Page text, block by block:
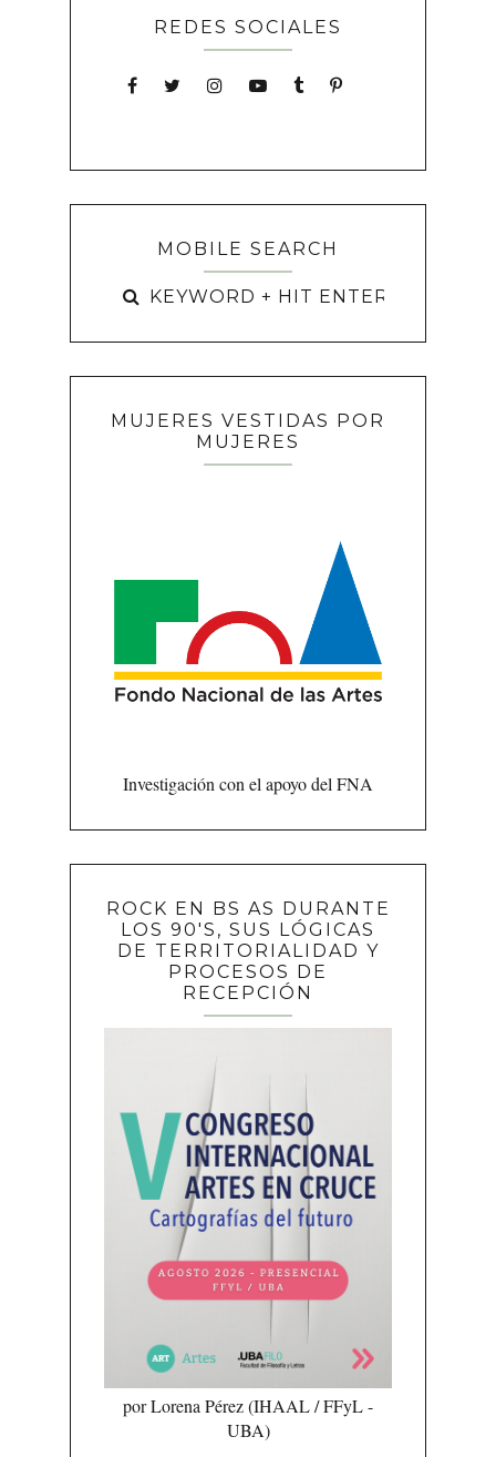
REDES SOCIALES
MOBILE SEARCH
MUJERES VESTIDAS POR
MUJERES
Investigación con el apoyo del FNA
ROCK EN BS AS DURANTE
LOS 90'S, SUS LÓGICAS
DE TERRITORIALIDAD Y
PROCESOS DE
RECEPCIÓN
por Lorena Pérez (IHAAL / FFyL -
UBA)